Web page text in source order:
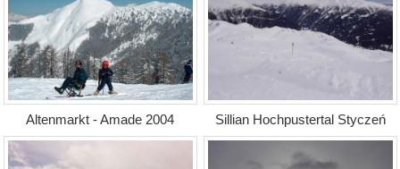
Altenmarkt - Amade 2004 Sillian Hochpustertal Styczeń